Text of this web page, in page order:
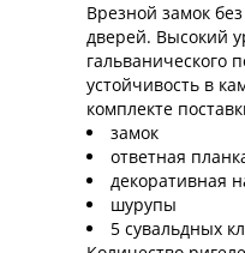
Врезной замок
дверей. Высокий
гальванического
устойчивость в
комплекте
замок
ответная
декоративная
шурупы
5 сувальдных